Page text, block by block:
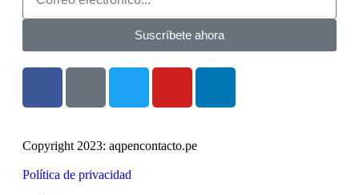
Suscríbete ahora
Copyright 2023: aqpencontacto.pe
Política de privacidad